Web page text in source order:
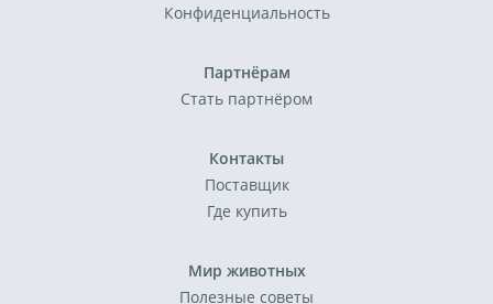
Конфиденциальность
Партнёрам
Стать партнёром
Контакты
Поставщик
Где купить
Мир животных
Полезные советы